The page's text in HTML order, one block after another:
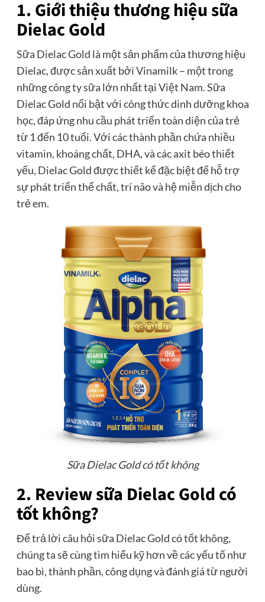
1. Giới thiệu thương hiệu sữa
Dielac Gold
Sữa Dielac Gold là một sản phẩm của thương hiệu
Dielac, được sản xuất bởi Vinamilk – một trong
những công ty sữa lớn nhất tại Việt Nam. Sữa
Dielac Gold nổi bật với công thức dinh dưỡng khoa
học, đáp ứng nhu cầu phát triển toàn diện của trẻ
từ 1 đến 10 tuổi. Với các thành phần chứa nhiều
vitamin, khoáng chất, DHA, và các axit béo thiết
yếu, Dielac Gold được thiết kế đặc biệt để hỗ trợ
sự phát triển thể chất, trí não và hệ miễn dịch cho
trẻ em.
Sữa Dielac Gold có tốt không
2. Review sữa Dielac Gold có
tốt không?
Để trả lời câu hỏi sữa Dielac Gold có tốt không,
chúng ta sẽ cùng tìm hiểu kỹ hơn về các yếu tố như
bao bì, thành phần, công dụng và đánh giá từ người
dùng.